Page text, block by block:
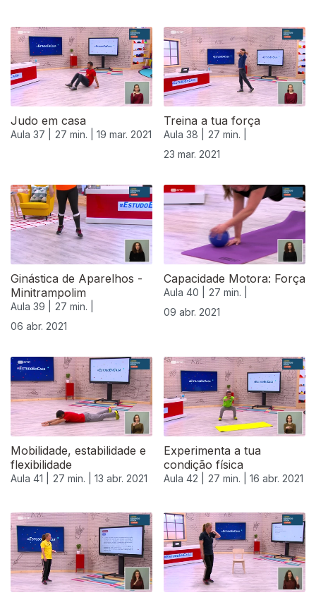
Judo em casa
Aula 37 | 27 min. | 19 mar. 2021
Treina a tua força
Aula 38 |
27 min. |
23 mar. 2021
Ginástica de Aparelhos -
Minitrampolim
Aula 39 |
27 min. |
06 abr. 2021
Capacidade Motora: Força
Aula 40 |
27 min. |
09 abr. 2021
Mobilidade, estabilidade e
flexibilidade
Aula 41 | 27 min. | 13 abr. 2021
Experimenta a tua
condição física
Aula 42 | 27 min. | 16 abr. 2021